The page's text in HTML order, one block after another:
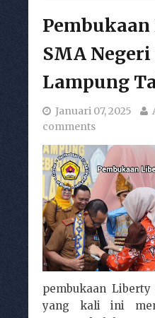
SMA Negeri
Lampung
Januari 07, 2025
comments
pembukaan
yang kali ini